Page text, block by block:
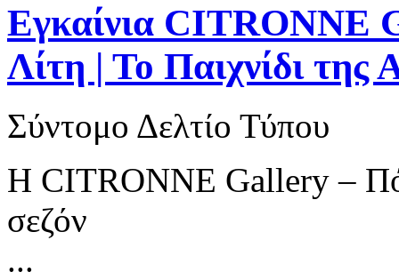
Εγκαίνια CITRONNE
Λίτη | Το Παιχνίδι της
Σύντομο Δελτίο Τύπου
Η CITRONNE Gallery –
σεζόν
...